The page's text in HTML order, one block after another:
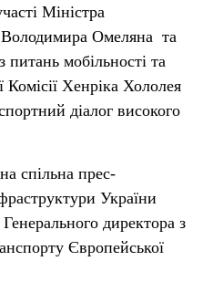
Міністра
Володимира Омеляна та
питань мобільності та
Хенріка Хололея
діалог високого
спільна прес-
України
директора з
Європейської